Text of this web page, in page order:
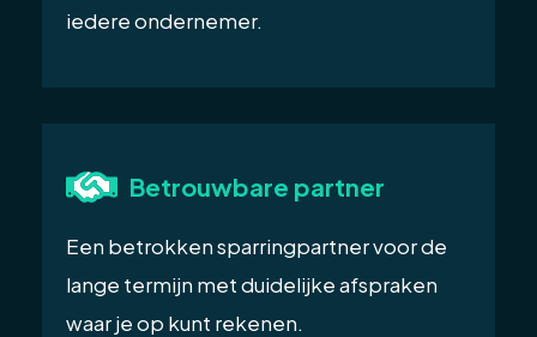
iedere ondernemer.
Betrouwbare partner
Een betrokken sparringpartner voor de
lange termijn met duidelijke afspraken
waar je op kunt rekenen.